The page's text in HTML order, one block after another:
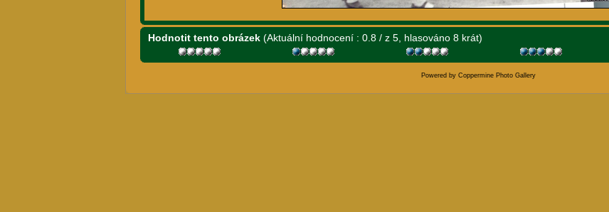
Hodnotit tento obrázek (Aktuální hodnocení : 0.8 / z 5, hlasováno 8 krát)
Powered by Coppermine Photo Gallery